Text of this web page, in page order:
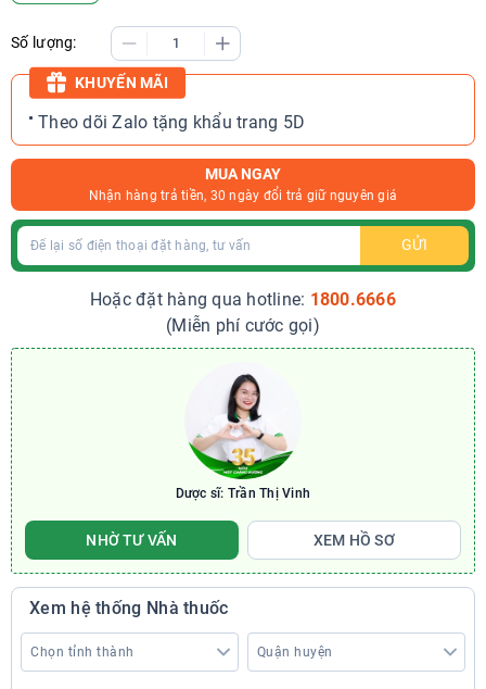
Số lượng:
KHUYẾN MÃI
Theo dõi Zalo tặng khẩu trang 5D
MUA NGAY
Nhận hàng trả tiền, 30 ngày đổi trả giữ nguyên giá
GỬI
Hoặc đặt hàng qua hotline: 1800.6666
(Miễn phí cước gọi)
Dược sĩ: Trần Thị Vinh
NHỜ TƯ VẤN XEM HỒ SƠ
Xem hệ thống Nhà thuốc